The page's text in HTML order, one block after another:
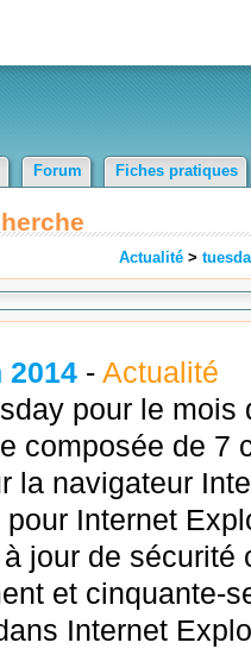
Forum Fiches pratiques
Actualité >
- Actualité
pour le mois
composée de 7
la navigateur
Internet
jour de
et cinquante-
Internet